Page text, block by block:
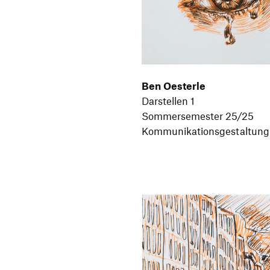
Ben Oesterle
Darstellen 1
Sommersemester 25/25
Kommunikationsgestaltung